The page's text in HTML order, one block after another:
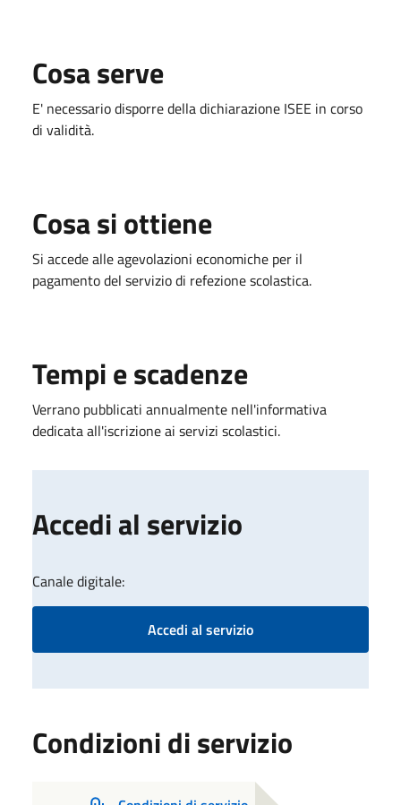
Cosa serve
E' necessario disporre della dichiarazione ISEE in corso
di validità.
Cosa si ottiene
Si accede alle agevolazioni economiche per il
pagamento del servizio di refezione scolastica.
Tempi e scadenze
Verrano pubblicati annualmente nell'informativa
dedicata all'iscrizione ai servizi scolastici.
Accedi al servizio
Canale digitale:
Accedi al servizio
Condizioni di servizio